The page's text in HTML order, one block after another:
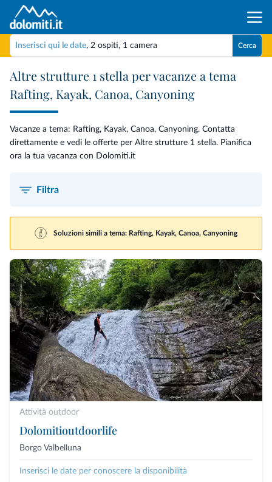
Inserisci qui le date, 2 ospiti, 1 camera Cerca
Altre strutture 1 stella per vacanze a tema
Rafting, Kayak, Canoa, Canyoning
Vacanze a tema: Rafting, Kayak, Canoa, Canyoning. Contatta
direttamente e vedi le offerte per Altre strutture 1 stella. Pianifica
ora la tua vacanza con Dolomiti.it
Filtra
Soluzioni simili a tema: Rafting, Kayak, Canoa, Canyoning
Attività outdoor
Dolomitioutdoorlife
Borgo Valbelluna
Inserisci le date per conoscere la disponibilità